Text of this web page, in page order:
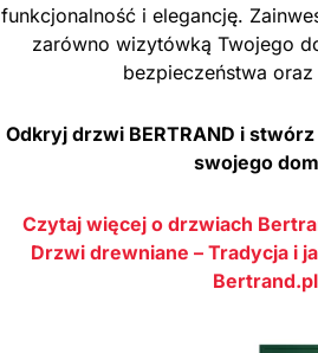
funkcjonalność i elegancję.
zarówno wizytówką Twojego
bezpieczeństwa
Odkryj drzwi BERTRAND i
swojego
Czytaj więcej o drzwiach
Drzwi drewniane – Tradycja i
Bertrand.pl